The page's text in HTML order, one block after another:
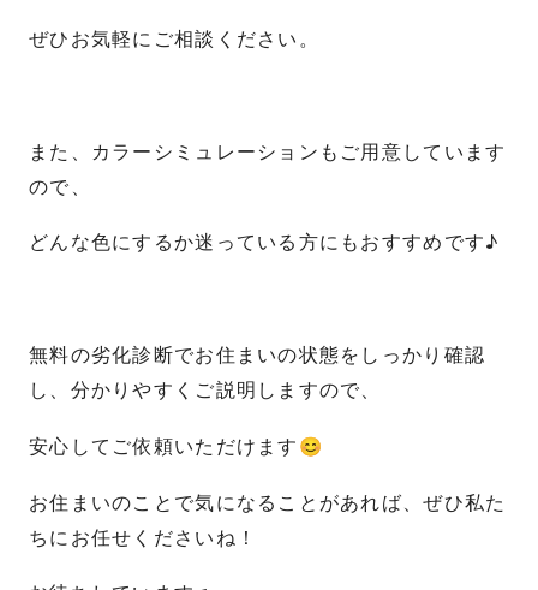
ぜひお気軽にご相談ください。
また、カラーシミュレーションもご用意しています
ので、
どんな色にするか迷っている方にもおすすめです♪
無料の劣化診断でお住まいの状態をしっかり確認
し、分かりやすくご説明しますので、
安心してご依頼いただけます😊
お住まいのことで気になることがあれば、ぜひ私た
ちにお任せくださいね！